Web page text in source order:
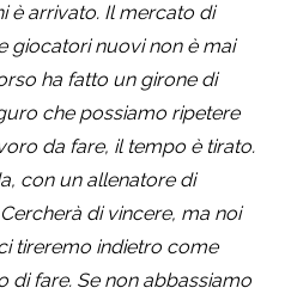
è arrivato. Il mercato di
giocatori nuovi non è mai
ha fatto un girone di
che possiamo ripetere
da fare, il tempo è tirato.
con un allenatore di
di vincere, ma noi
tireremo indietro come
di fare. Se non abbassiamo